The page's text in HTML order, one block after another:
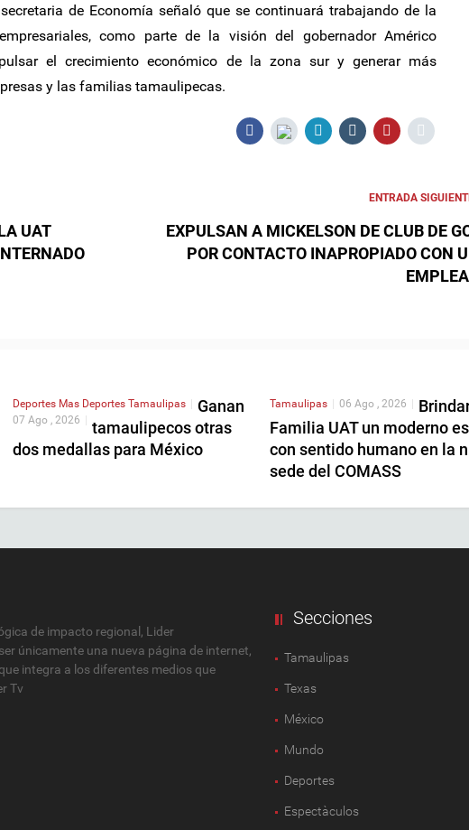
de Economía señaló que se continuará trabajando de la
como parte de la visión del gobernador Américo
el crecimiento económico de la zona sur y generar más
y las familias tamaulipecas.
UAT
ENTRADA
EXPULSAN A MICKELSON DE CLUB DE
POR CONTACTO INAPROPIADO CON
Deportes Mas Deportes Tamaulipas |
07 Ago , 2026 |
Ganan
tamaulipecos otras
dos medallas para México
Tamaulipas | 06 Ago , 2026 |
Familia UAT un moderno
con sentido humano en la
sede del COMASS
de impacto regional, Lider
únicamente una nueva página de internet,
integra a los diferentes medios que
Tv
Secciones
Tamaulipas
Texas
México
Mundo
Deportes
Espectàculos